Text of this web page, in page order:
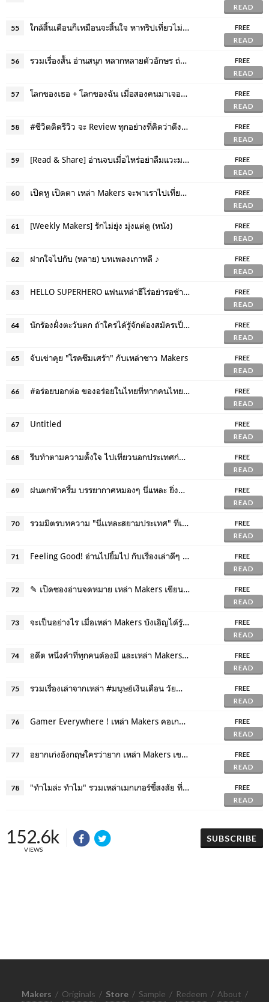
READ
55 ใกล้สิ้นเดือนก็เหมือนจะสิ้นใจ หาทริปเที่ยวไม่ไกลกทม.ก็แล้วกัน
FREE
READ
56 รวมเรื่องสั้น อ่านสนุก หลากหลายตัวอักษร ถ่ายทอดออกมาผ่านความรู้สึก
FREE
READ
57 โลกของเธอ + โลกของฉัน เมื่อสองคนมาเจอกันความรักนั้นจึงบังเกิด
FREE
READ
58 #ชีวิตติดรีวิว จะ Review ทุกอย่างที่คิดว่าดีงามตามเหล่า Makers
FREE
READ
59 [Read & Share] อ่านจบเมื่อไหร่อย่าลืมแวะมาเล่าให้เราอ่าน
FREE
READ
60 เปิดหู เปิดตา เหล่า Makers จะพาเราไปเที่ยวกัน!
FREE
READ
61 [Weekly Makers] รักไม่ยุ่ง มุ่งแต่ดู (หนัง)
FREE
READ
62 ฝากใจไปกับ (หลาย) บทเพลงเกาหลี ♪
FREE
READ
63 HELLO SUPERHERO แฟนเหล่าฮีโร่อย่ารอช้า มาดูหนังกันเถอะ!
FREE
READ
64 นักร้องฝั่งตะวันตก ถ้าใครได้รู้จักต้องสมัครเป็นติ่ง！
FREE
READ
65 จับเข่าคุย "โรคซึมเศร้า" กับเหล่าชาว Makers
FREE
READ
66 #อร่อยบอกต่อ ของอร่อยในไทยที่หากคนไทยพลาดแล้วจะเสียใจ！
FREE
READ
67 Untitled
FREE
READ
68 รีบทำตามความตั้งใจ ไปเที่ยวนอกประเทศก่อนจะหมดปี!
FREE
READ
69 ฝนตกฟ้าครึ้ม บรรยากาศหมองๆ นี่แหละ ยิ่งต้องดูหนังและซีรีส์เหล่านี้
FREE
READ
70 รวมมิตรบทความ "นี่เเหละสยามประเทศ" ที่เหล่าเมกเกอร์ภูมิใจเสนอ
FREE
READ
71 Feeling Good! อ่านไปยิ้มไป กับเรื่องเล่าดีๆ จากเหล่า Makers
FREE
READ
72 ✎ เปิดซองอ่านจดหมาย เหล่า Makers เขียนถึงใครกันบ้างนะ
FREE
READ
73 จะเป็นอย่างไร เมื่อเหล่า Makers บังเอิญได้รู้จักกับคนแปลกหน้า
FREE
READ
74 อดีต หนึ่งคำที่ทุกคนต้องมี และเหล่า Makers ที่อยากเล่าให้ฟัง
FREE
READ
75 รวมเรื่องเล่าจากเหล่า #มนุษย์เงินเดือน วัยทำงานจะสนุกขนาดไหนกันน้า
FREE
READ
76 Gamer Everywhere ! เหล่า Makers คอเกม ที่อยากบอกต่อความสนุกจนต้องเขียนเล่า
FREE
READ
77 อยากเก่งอังกฤษใครว่ายาก เหล่า Makers เขามีทริคเด็ดมาบอก
FREE
READ
78 "ทำไมล่ะ ทำไม" รวมเหล่าเมกเกอร์ขี้สงสัย ที่ทำเอาคุณต้องสงสัยไปด้วย
FREE
READ
152.6k
VIEWS
SUBSCRIBE
Makers / Originals / Store / Sample / Redeem / About /